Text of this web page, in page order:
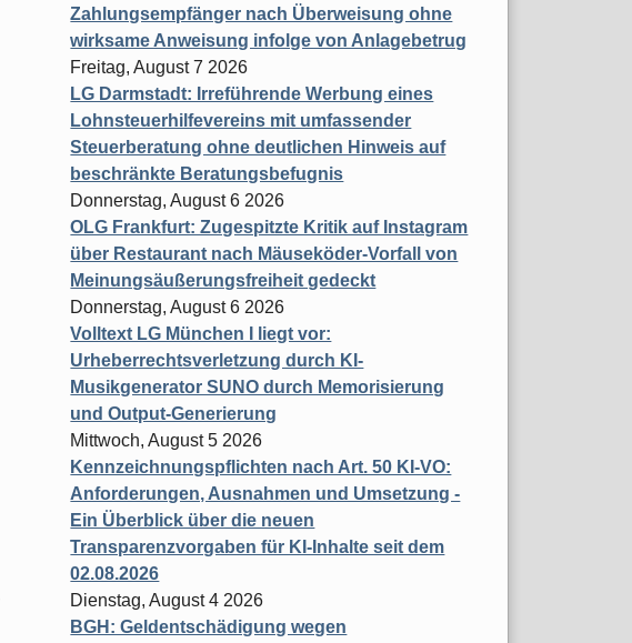
Zahlungsempfänger nach Überweisung ohne
wirksame Anweisung infolge von Anlagebetrug
Freitag, August 7 2026
LG Darmstadt: Irreführende Werbung eines
Lohnsteuerhilfevereins mit umfassender
Steuerberatung ohne deutlichen Hinweis auf
beschränkte Beratungsbefugnis
Donnerstag, August 6 2026
OLG Frankfurt: Zugespitzte Kritik auf Instagram
über Restaurant nach Mäuseköder-Vorfall von
Meinungsäußerungsfreiheit gedeckt
Donnerstag, August 6 2026
Volltext LG München I liegt vor:
Urheberrechtsverletzung durch KI-
Musikgenerator SUNO durch Memorisierung
und Output-Generierung
Mittwoch, August 5 2026
Kennzeichnungspflichten nach Art. 50 KI-VO:
Anforderungen, Ausnahmen und Umsetzung -
Ein Überblick über die neuen
Transparenzvorgaben für KI-Inhalte seit dem
02.08.2026
Dienstag, August 4 2026
BGH: Geldentschädigung wegen